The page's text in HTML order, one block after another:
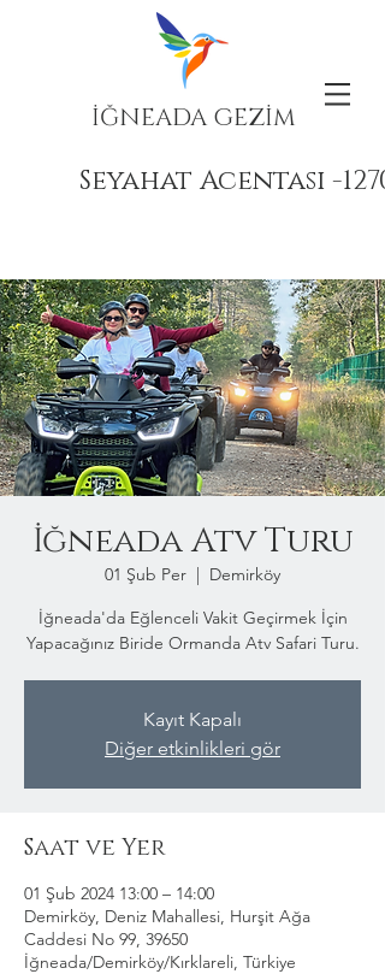
İĞNEADA GEZİM
Seyahat Acentası -
İğneada Atv Turu
01 Şub Per
  |
Demirköy
İğneada'da Eğlenceli Vakit Geçirmek İçin
Yapacağınız Biride Ormanda Atv Safari Turu.
Kayıt Kapalı
Diğer etkinlikleri gör
Saat ve Yer
01 Şub 2024 13:00 – 14:00
Demirköy, Deniz Mahallesi, Hurşit Ağa
Caddesi No 99, 39650
İğneada/Demirköy/Kırklareli, Türkiye